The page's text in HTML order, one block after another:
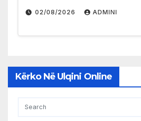
02/08/2026 ADMINI
Kërko Në Ulqini Online